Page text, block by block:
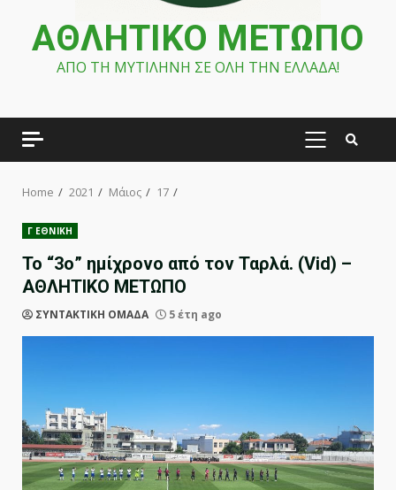
ΑΘΛΗΤΙΚΟ ΜΕΤΩΠΟ
ΑΠΟ ΤΗ ΜΥΤΙΛΗΝΗ ΣΕ ΟΛΗ ΤΗΝ ΕΛΛΑΔΑ!
PRIMARY
Home 2021 Μάιος 17
Γ ΕΘΝΙΚΗ
Το “3ο” ημίχρονο από τον Ταρλά. (Vid) –
ΑΘΛΗΤΙΚΟ ΜΕΤΩΠΟ
ΣΥΝΤΑΚΤΙΚΗ ΟΜΑΔΑ 5 έτη ago